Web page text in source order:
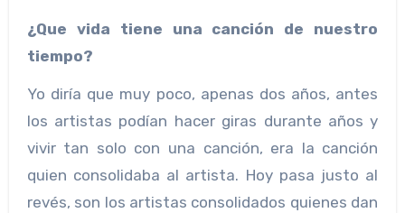
¿Que vida tiene una canción de nuestro
tiempo?
Yo diría que muy poco, apenas dos años, antes
los artistas podían hacer giras durante años y
vivir tan solo con una canción, era la canción
quien consolidaba al artista. Hoy pasa justo al
revés, son los artistas consolidados quienes dan